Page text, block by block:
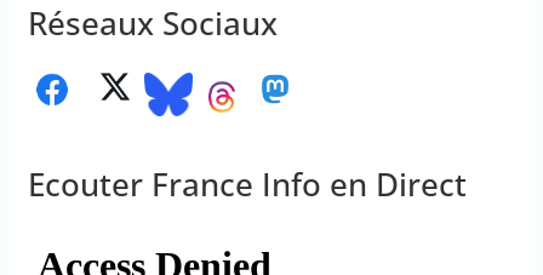
Réseaux Sociaux
Ecouter France Info en Direct